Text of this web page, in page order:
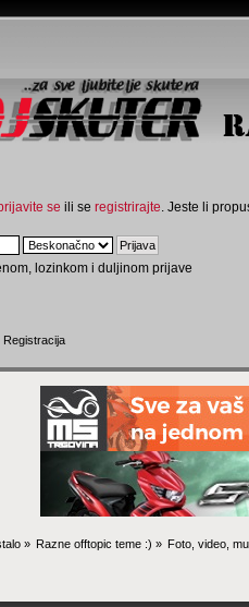
se ili se registrirajte . Jeste li
lozinkom i duljinom prijave
Registracija
» Razne offtopic teme :) » Foto, video,